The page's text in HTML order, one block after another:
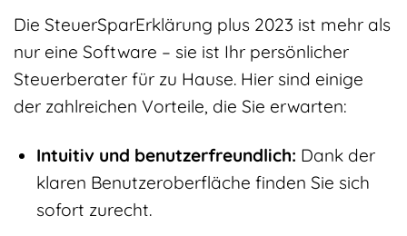
Die SteuerSparErklärung plus 2023 ist mehr als
nur eine Software – sie ist Ihr persönlicher
Steuerberater für zu Hause. Hier sind einige
der zahlreichen Vorteile, die Sie erwarten:
Intuitiv und benutzerfreundlich: Dank der
klaren Benutzeroberfläche finden Sie sich
sofort zurecht.